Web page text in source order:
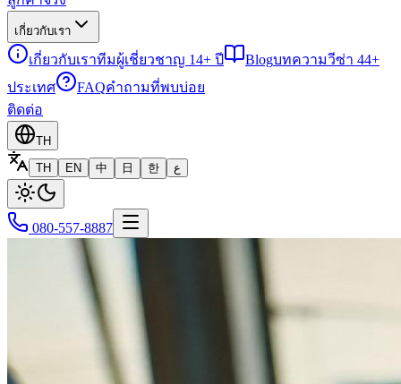
เกี่ยวกับเรา
เกี่ยวกับเราทีมผู้เชี่ยวชาญ 14+ ปี Blogบทความวีซ่า 44+
ประเทศ
FAQคำถามที่พบบ่อย
ติดต่อ
TH
TH
EN 中 日 한 ع
080-557-8887